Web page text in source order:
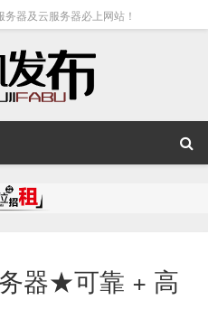
务器及云服务器必上网站！
器★可靠 + 高